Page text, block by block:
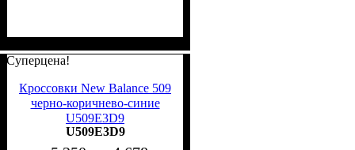
Суперцена!
Кроссовки New Balance 509
черно-коричнево-синие
U509E3D9
U509E3D9